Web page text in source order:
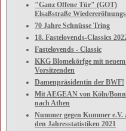
"Ganz Offene Tür" (GOT)
Elsaßstraße
70 Jahre Schnüsse Tring
18. Fastelovends-Classics
Fastelovends - Classic
KKG Blomekörfge mit
Vorsitzenden
Damenpräsidentin der BWF!
Mit AEGEAN von Köln/Bonn
nach Athen
Nummer gegen Kummer e.V.
den Jahresstatistiken 2021